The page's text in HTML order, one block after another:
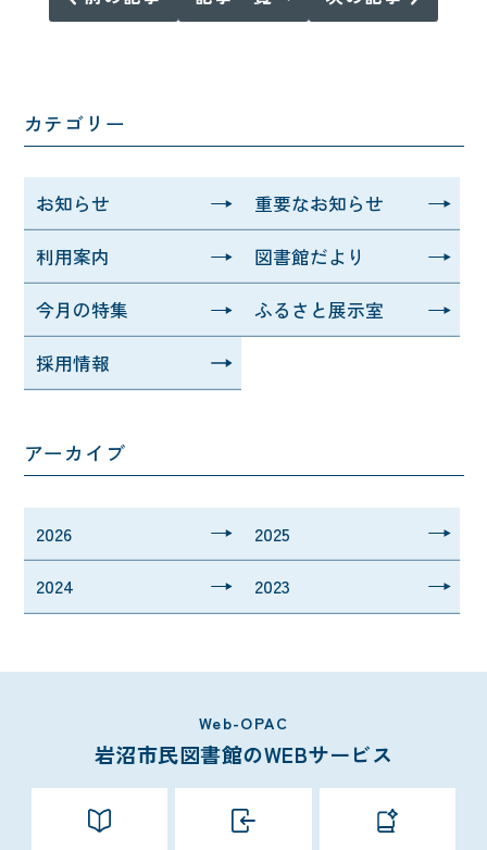
カテゴリー
お知らせ 重要なお知らせ
利用案内 図書館だより
今月の特集 ふるさと展示室
採用情報
アーカイブ
2026 2025
2024 2023
Web-OPAC
岩沼市民図書館のWEBサービス